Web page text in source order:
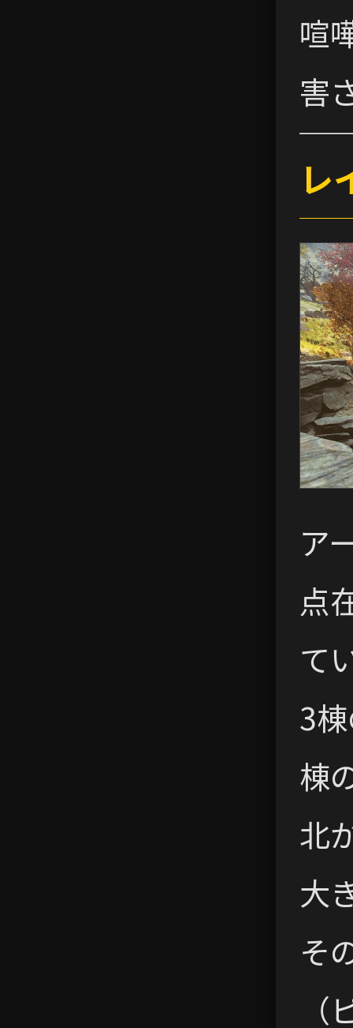
喧
害
レ
ア
点
て
3
棟
北
大
そ